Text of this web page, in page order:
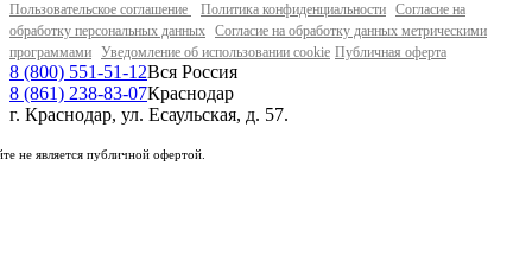
Пользовательское соглашение Политика конфиденциальности Согласие на
обработку персональных данных Согласие на обработку данных метрическими
программами Уведомление об использовании cookie Публичная оферта
8 (800) 551-51-12Вся Россия
8 (861) 238-83-07Краснодар
г. Краснодар, ул. Есаульская, д. 57.
не является публичной офертой.